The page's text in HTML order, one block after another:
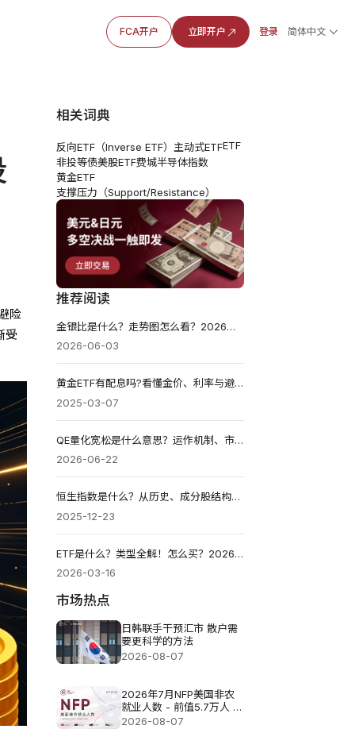
FCA开户 立即开户 登录 简体中文
险
受
相关词典
反向ETF（Inverse ETF） 主动式ETFETF
非投等债美股ETF费城半导体指数
黄金ETF
支撑压力（Support/Resistance）
推荐阅读
金银比是什么？走势图怎么看？2026黄金还是白银更值得买？
2026-06-03
黄金ETF有配息吗?看懂金价、利率与避险资金的关系
2025-03-07
QE量化宽松是什么意思？运作机制、市场影响与投资机会2026
2026-06-22
恒生指数是什么？从历史、成分股结构到新手如何入场？
2025-12-23
ETF是什么？类型全解！怎么买？2026台湾美股投资推荐！
2026-03-16
市场热点
日韩联手干预汇市 散户需
要更科学的方法
2026-08-07
2026年7月NFP美国非农
就业人数 - 前值5.7万人 预
测值8.3万
2026-08-07